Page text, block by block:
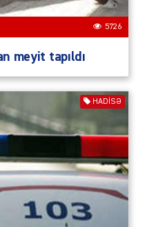
5726
meyit tapıldı
HADISƏ